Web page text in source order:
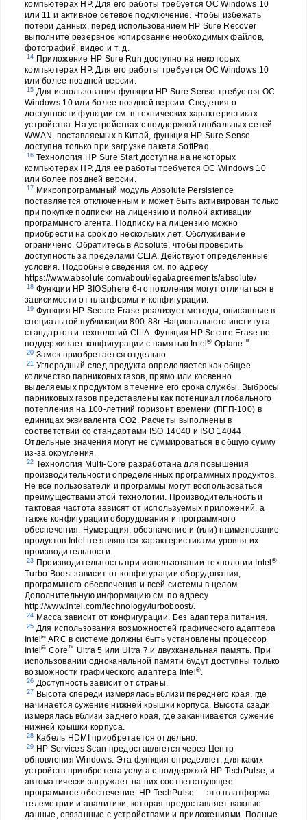
компьютерах HP. Для его работы требуется ОС Windows 10
или 11 и активное сетевое подключение. Чтобы избежать
потери данных, перед использованием HP Sure Recover
выполните резервное копирование необходимых файлов,
фотографий, видео и т. д.
14 Приложение HP Sure Run доступно на некоторых
компьютерах HP. Для его работы требуется ОС Windows 10
или более поздней версии.
15 Для использования функции HP Sure Sense требуется ОС
Windows 10 или более поздней версии. Сведения о
доступности функции см. в технических характеристиках
устройства. На устройствах с поддержкой глобальных сетей
WWAN, поставляемых в Китай, функция HP Sure Sense
доступна только при загрузке пакета SoftPaq.
16 Технология HP Sure Start доступна на некоторых
компьютерах HP. Для ее работы требуется ОС Windows 10
или более поздней версии.
17 Микропрограммный модуль Absolute Persistence
поставляется отключенным и может быть активирован только
при покупке подписки на лицензию и полной активации
программного агента. Подписку на лицензию можно
приобрести на срок до нескольких лет. Обслуживание
ограничено. Обратитесь в Absolute, чтобы проверить
доступность за пределами США. Действуют определенные
условия. Подробные сведения см. по адресу
https://www.absolute.com/about/legal/agreements/absolute/
18 Функции HP BIOSphere 6-го поколения могут отличаться в
зависимости от платформы и конфигурации.
19 Функция HP Secure Erase реализует методы, описанные в
специальной публикации 800-88r Национального института
стандартов и технологий США. Функция HP Secure Erase не
поддерживает конфигурации с памятью Intel® Optane ™
20 Замок приобретается отдельно.
21 Углеродный след продукта определяется как общее
количество парниковых газов, прямо или косвенно
выделяемых продуктом в течение его срока службы. Выбросы
парниковых газов представлены как потенциал глобального
потепления на 100-летний горизонт времени (ПГП-100) в
единицах эквивалента CO2. Расчеты выполнены в
соответствии со стандартами ISO 14040 и ISO 14044.
Отдельные значения могут не суммироваться в общую сумму
из-за округления.
22 Технология Multi-Core разработана для повышения
производительности определенных программных продуктов.
Не все пользователи и программы могут воспользоваться
преимуществами этой технологии. Производительность и
тактовая частота зависят от используемых приложений, а
также конфигурации оборудования и программного
обеспечения. Нумерация, обозначение и (или) наименование
продуктов Intel не являются характеристиками уровня их
производительности.
23 Производительность при использовании технологии Intel ®
Turbo Boost зависит от конфигурации оборудования,
программного обеспечения и всей системы в целом.
Дополнительную информацию см. по адресу
http://www.intel.com/technology/turboboost/.
24 Масса зависит от конфигурации. Без адаптера питания.
25 Для использования возможностей графического адаптера
Intel® ARC в системе должны быть установлены процессор
Intel® Core ™ Ultra 5 или Ultra 7 и двухканальная память. При
использовании одноканальной памяти будут доступны только
возможности графического адаптера Intel ®
26 Доступность зависит от страны.
27 Высота спереди измерялась вблизи переднего края, где
начинается сужение нижней крышки корпуса. Высота сзади
измерялась вблизи заднего края, где заканчивается сужение
нижней крышки корпуса.
28 Кабель HDMI приобретается отдельно.
29 HP Services Scan предоставляется через Центр
обновления Windows. Эта функция определяет, для каких
устройств приобретена услуга с поддержкой HP TechPulse, и
автоматически загружает на них соответствующее
программное обеспечение. HP TechPulse — это платформа
телеметрии и аналитики, которая предоставляет важные
данные, связанные с устройствами и приложениями. Полные